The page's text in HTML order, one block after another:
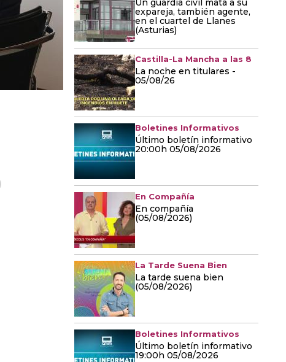
Un guardia civil mata a su
expareja, también agente,
en el cuartel de Llanes
(Asturias)
Castilla-La Mancha a las 8
La noche en titulares -
05/08/26
Boletines Informativos
Último boletín informativo
20:00h 05/08/2026
En Compañía
En compañía
(05/08/2026)
La Tarde Suena Bien
La tarde suena bien
(05/08/2026)
Boletines Informativos
Último boletín informativo
19:00h 05/08/2026